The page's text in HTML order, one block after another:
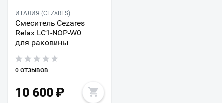
ИТАЛИЯ (CEZARES)
Смеситель Cezares
Relax LC1-NOP-W0
для раковины
0 ОТЗЫВОВ
10 600 ₽